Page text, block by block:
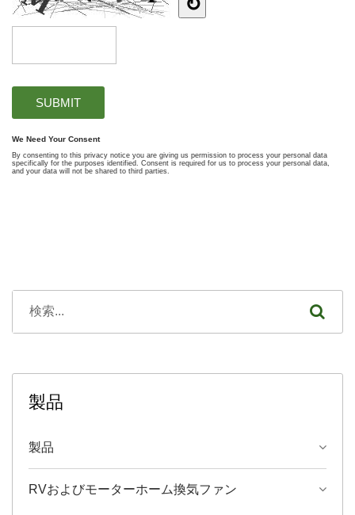
製品
製品
RVおよびモーターホーム換気ファン